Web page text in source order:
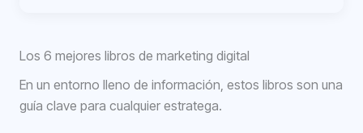
Los 6 mejores libros de marketing digital
En un entorno lleno de información, estos libros son una
guía clave para cualquier estratega.